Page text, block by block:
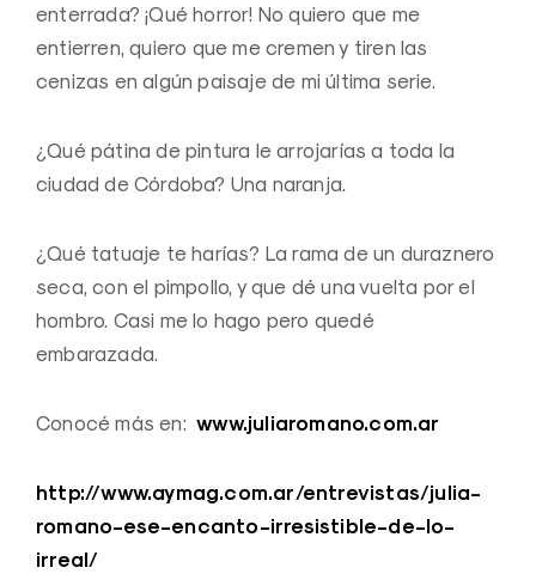
enterrada? ¡Qué horror! No quiero que me
entierren, quiero que me cremen y tiren las
cenizas en algún paisaje de mi última serie.
¿Qué pátina de pintura le arrojarías a toda la
ciudad de Córdoba? Una naranja.
¿Qué tatuaje te harías? La rama de un duraznero
seca, con el pimpollo, y que dé una vuelta por el
hombro. Casi me lo hago pero quedé
embarazada.
Conocé más en:www.juliaromano.com.ar
http://www.aymag.com.ar/entrevistas/julia-
romano-ese-encanto-irresistible-de-lo-
irreal/